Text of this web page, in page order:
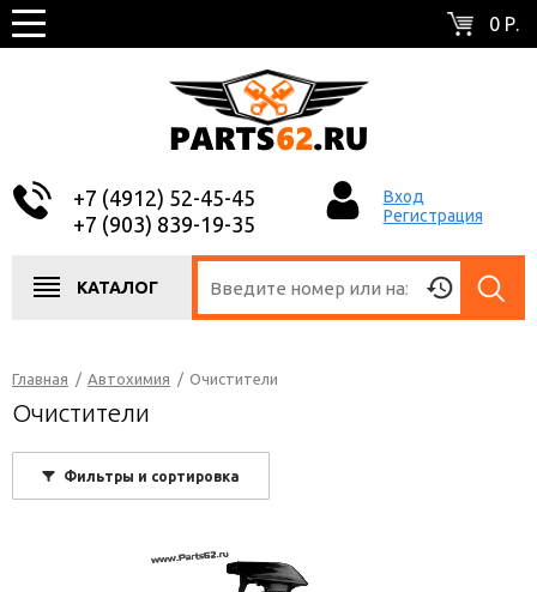
0 Р.
+7 (4912) 52-45-45
+7 (903) 839-19-35
Вход
Регистрация
КАТАЛОГ
Главная / Автохимия / Очистители
Очистители
Фильтры и сортировка